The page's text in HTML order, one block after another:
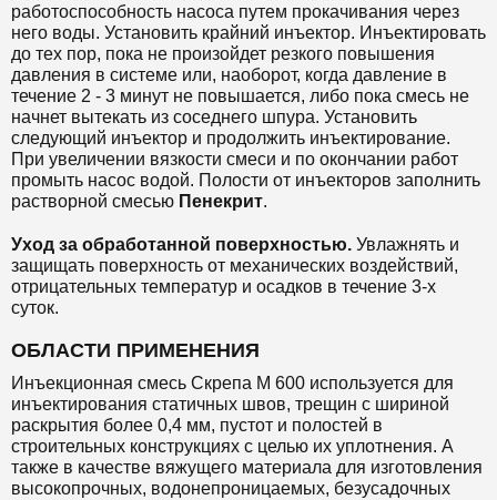
работоспособность насоса путем прокачивания через
него воды. Установить крайний инъектор. Инъектировать
до тех пор, пока не произойдет резкого повышения
давления в системе или, наоборот, когда давление в
течение 2 - 3 минут не повышается, либо пока смесь не
начнет вытекать из соседнего шпура. Установить
следующий инъектор и продолжить инъектирование.
При увеличении вязкости смеси и по окончании работ
промыть насос водой. Полости от инъекторов заполнить
растворной смесью Пенекрит.
Уход за обработанной поверхностью. Увлажнять и
защищать поверхность от механических воздействий,
отрицательных температур и осадков в течение 3-х
суток.
ОБЛАСТИ ПРИМЕНЕНИЯ
Инъекционная смесь Скрепа М 600 используется для
инъектирования статичных швов, трещин с шириной
раскрытия более 0,4 мм, пустот и полостей в
строительных конструкциях с целью их уплотнения. А
также в качестве вяжущего материала для изготовления
высокопрочных, водонепроницаемых, безусадочных